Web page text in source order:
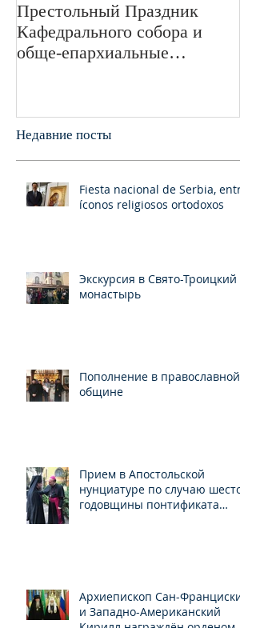
Престольный Праздник
Кафедрального собора и
обще-епархиальные
Недавние посты
Fiesta nacional de Serbia, entre
íconos religiosos ortodoxos
Экскурсия в Свято-Троицкий
монастырь
Пополнение в православной
общине
Прием в Апостольской
нунциатуре по случаю шестой
годовщины понтификата
Архиепископ Сан-Франциский
и Западно-Американский